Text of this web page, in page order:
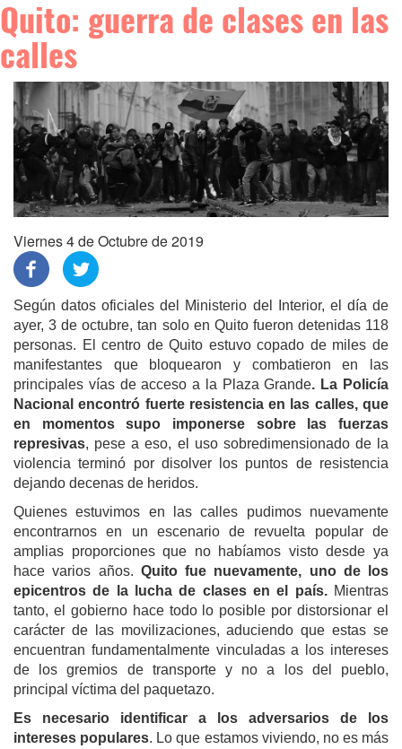
Quito: guerra de clases en las
calles
Viernes 4 de Octubre de 2019
Según datos oficiales del Ministerio del Interior, el día de
ayer, 3 de octubre, tan solo en Quito fueron detenidas 118
personas. El centro de Quito estuvo copado de miles de
manifestantes que bloquearon y combatieron en las
principales vías de acceso a la Plaza Grande. La Policía
Nacional encontró fuerte resistencia en las calles, que
en momentos supo imponerse sobre las fuerzas
represivas, pese a eso, el uso sobredimensionado de la
violencia terminó por disolver los puntos de resistencia
dejando decenas de heridos.
Quienes estuvimos en las calles pudimos nuevamente
encontrarnos en un escenario de revuelta popular de
amplias proporciones que no habíamos visto desde ya
hace varios años. Quito fue nuevamente, uno de los
epicentros de la lucha de clases en el país.Mientras
tanto, el gobierno hace todo lo posible por distorsionar el
carácter de las movilizaciones, aduciendo que estas se
encuentran fundamentalmente vinculadas a los intereses
de los gremios de transporte y no a los del pueblo,
principal víctima del paquetazo.
Es necesario identificar a los adversarios de los
intereses populares. Lo que estamos viviendo, no es más